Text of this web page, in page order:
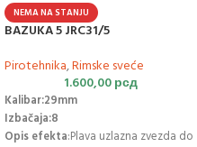
NEMA NA STANJU
BAZUKA 5 JRC31/5
Pirotehnika,Rimske sveće
1.600,00рсд
Kalibar:29mm
Izbačaja:8
Opis efekta:Plava uzlazna zvezda do